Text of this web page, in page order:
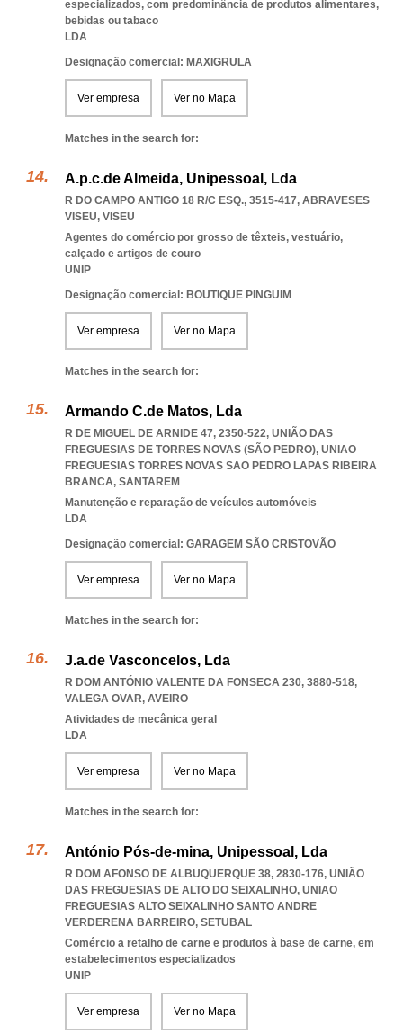
especializados, com predominância de produtos alimentares,
bebidas ou tabaco
LDA
Designação comercial: MAXIGRULA
Ver empresa Ver no Mapa
Matches in the search for:
A.p.c.de Almeida, Unipessoal, Lda
R DO CAMPO ANTIGO 18 R/C ESQ., 3515-417, ABRAVESES
VISEU, VISEU
Agentes do comércio por grosso de têxteis, vestuário,
calçado e artigos de couro
UNIP
Designação comercial: BOUTIQUE PINGUIM
Ver empresa Ver no Mapa
Matches in the search for:
Armando C.de Matos, Lda
R DE MIGUEL DE ARNIDE 47, 2350-522, UNIÃO DAS
FREGUESIAS DE TORRES NOVAS (SÃO PEDRO), UNIAO
FREGUESIAS TORRES NOVAS SAO PEDRO LAPAS RIBEIRA
BRANCA, SANTAREM
Manutenção e reparação de veículos automóveis
LDA
Designação comercial: GARAGEM SÃO CRISTOVÃO
Ver empresa Ver no Mapa
Matches in the search for:
J.a.de Vasconcelos, Lda
R DOM ANTÓNIO VALENTE DA FONSECA 230, 3880-518,
VALEGA OVAR, AVEIRO
Atividades de mecânica geral
LDA
Ver empresa Ver no Mapa
Matches in the search for:
António Pós-de-mina, Unipessoal, Lda
R DOM AFONSO DE ALBUQUERQUE 38, 2830-176, UNIÃO
DAS FREGUESIAS DE ALTO DO SEIXALINHO, UNIAO
FREGUESIAS ALTO SEIXALINHO SANTO ANDRE
VERDERENA BARREIRO, SETUBAL
Comércio a retalho de carne e produtos à base de carne, em
estabelecimentos especializados
UNIP
Ver empresa Ver no Mapa